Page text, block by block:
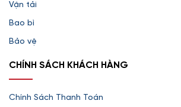
Vận tải
Bao bì
Bảo vệ
CHÍNH SÁCH KHÁCH HÀNG
Chính Sách Thanh Toán